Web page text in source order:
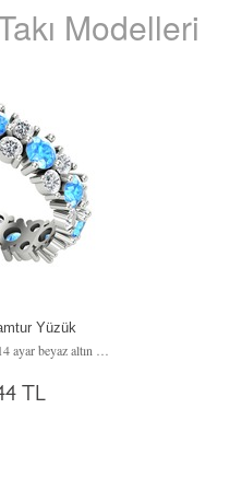
Modelleri
Yüzük
TL